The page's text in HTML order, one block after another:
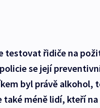
testovat řidiče na
se její
byl právě alkohol,
méně lidí, kteří na